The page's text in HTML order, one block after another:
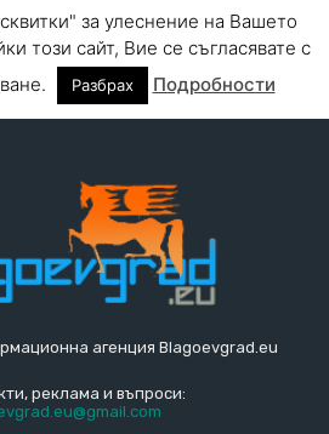
агенция Blagoevgrad.eu
реклама и въпроси: